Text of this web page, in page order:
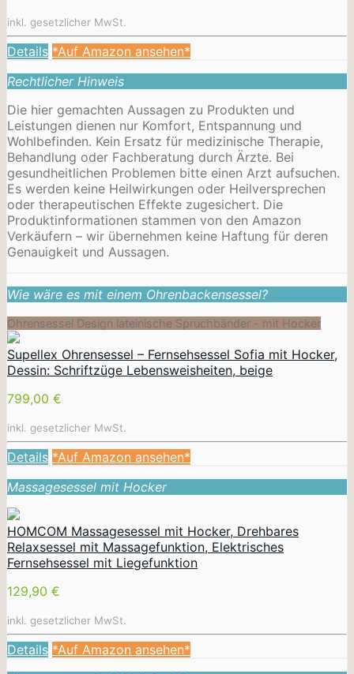
inkl. gesetzlicher MwSt.
Details *Auf Amazon ansehen*
Rechtlicher Hinweis
Die hier gemachten Aussagen zu Produkten und
Leistungen dienen nur Komfort, Entspannung und
Wohlbefinden. Kein Ersatz für medizinische Therapie,
Behandlung oder Fachberatung durch Ärzte. Bei
gesundheitlichen Problemen bitte einen Arzt aufsuchen.
Es werden keine Heilwirkungen oder Heilversprechen
oder therapeutischen Effekte zugesichert. Die
Produktinformationen stammen von den Amazon
Verkäufern – wir übernehmen keine Haftung für deren
Genauigkeit und Aussagen.
Wie wäre es mit einem Ohrenbackensessel?
Ohrensessel Design lateinische Spruchbänder - mit Hocker
Supellex Ohrensessel – Fernsehsessel Sofia mit Hocker,
Dessin: Schriftzüge Lebensweisheiten, beige
799,00 €
inkl. gesetzlicher MwSt.
Details *Auf Amazon ansehen*
Massagesessel mit Hocker
HOMCOM Massagesessel mit Hocker, Drehbares
Relaxsessel mit Massagefunktion, Elektrisches
Fernsehsessel mit Liegefunktion
129,90 €
inkl. gesetzlicher MwSt.
Details *Auf Amazon ansehen*